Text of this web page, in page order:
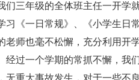
三年级的全体班主任一开学
《一日常规》、《小学生日
师也毫不松懈，充分利用开
过一个学期的常抓不懈，我
重大事故发生，对于一些不